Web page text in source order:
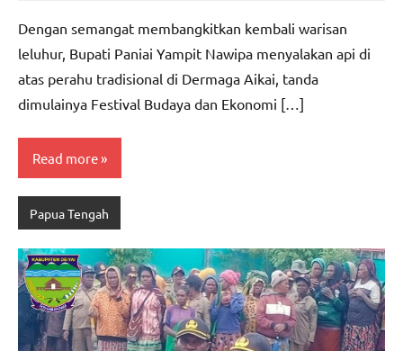
Dengan semangat membangkitkan kembali warisan
leluhur, Bupati Paniai Yampit Nawipa menyalakan api di
atas perahu tradisional di Dermaga Aikai, tanda
dimulainya Festival Budaya dan Ekonomi […]
Read more
Papua Tengah